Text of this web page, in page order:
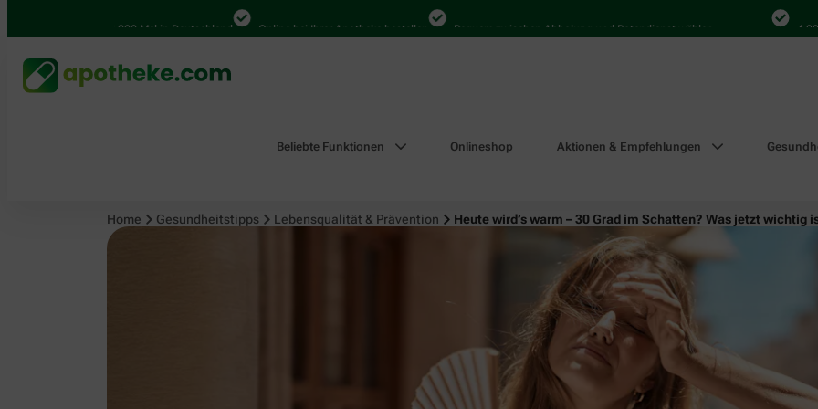
4.000 Mal in Deutschland Online bei Ihrer Apotheke bestellen Bequem zwischen Abholung und Botendienst wählen 4.000
Beliebte Funktionen Onlineshop Aktionen & Empfehlungen
Home Gesundheitstipps Lebensqualität & Prävention Heute wird’s warm – 30 Grad im Schatten? Was jetzt wichtig
Lebensqualität & Prävention